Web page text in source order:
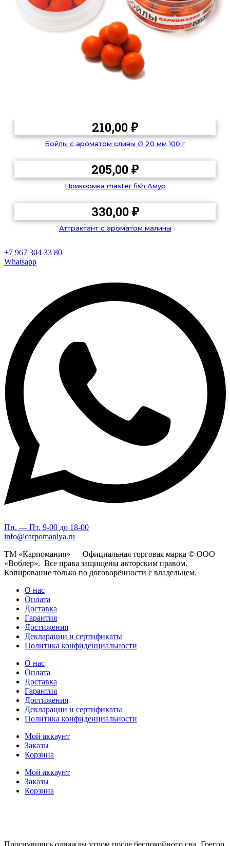
210,00₽
Бойлы с ароматом сливы ∅ 20 мм 100 г
205,00₽
Прикормка master fish Амур
330,00₽
Аттрактант с ароматом малины
+7 967 304 33 80
Whatsapp
Пн. — Пт. 9-00 до 18-00
info@carpomaniya.ru
ТМ «Карпомания» — Официальная торговая марка © ООО
«Воблер». Все права защищены авторским правом.
Копирование только по договорённости с владельцем.
О нас
Оплата
Доставка
Гарантия
Достижения
Декларации и сертификаты
Политика конфиденциальности
О нас
Оплата
Доставка
Гарантия
Достижения
Декларации и сертификаты
Политика конфиденциальности
Мой аккаунт
Заказы
Корзина
Мой аккаунт
Заказы
Корзина
Проснувшись однажды утром после беспокойного сна, Грегор